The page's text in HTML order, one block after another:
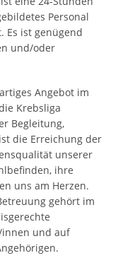
Personal
Es ist genügend
und/oder
Angebot im
Krebsliga
Begleitung,
die Erreichung der
unserer
ihre
uns am Herzen.
gehört im
und auf